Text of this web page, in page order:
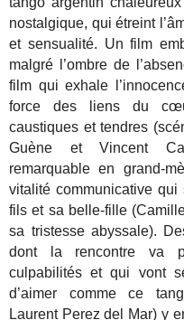
nostalgique, qui étreint
et sensualité. Un film
malgré l’ombre de
film qui exhale
force des liens du
caustiques et tendres
Guène et Vincent
remarquable en grand-
vitalité communicative
fils et sa belle-fille
sa tristesse abyssale).
dont la rencontre va
culpabilités et qui vont
d’aimer comme ce
Laurent Perez del Mar) y